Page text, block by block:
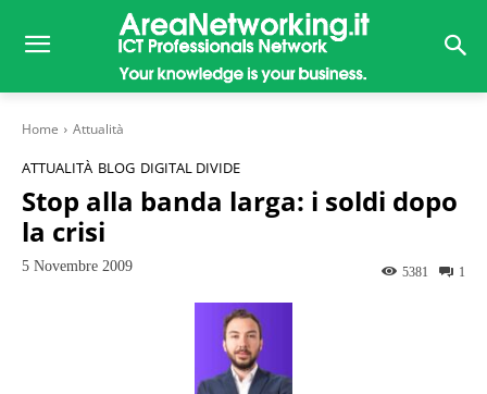
Home Attualità
ATTUALITÀ BLOG DIGITAL DIVIDE
Stop alla banda larga: i soldi dopo
la crisi
5 Novembre 2009 1
5381